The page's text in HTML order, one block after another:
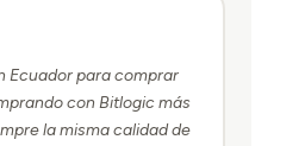
Ecuador para comprar
con Bitlogic más
la misma calidad de